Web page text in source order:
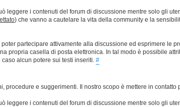
leggere i contenuti del forum di discussione mentre solo gli
) che vanno a cautelare la vita della community e la
partecipare attivamente alla discussione ed esprimere le
propria casella di posta elettronica. In tal modo è possibile
alcun potere sui testi inseriti. #
e suggerimenti. Il nostro scopo è mettere in
leggere i contenuti del forum di discussione mentre solo gli